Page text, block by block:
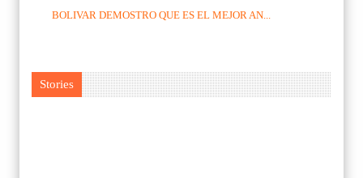
BOLIVAR DEMOSTRO QUE ES EL MEJOR AN...
Stories